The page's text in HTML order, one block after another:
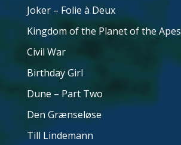
Joker – Folie à Deux
Kingdom of the Planet of the Apes
Civil War
Birthday Girl
Dune – Part Two
Den Grænseløse
Till Lindemann